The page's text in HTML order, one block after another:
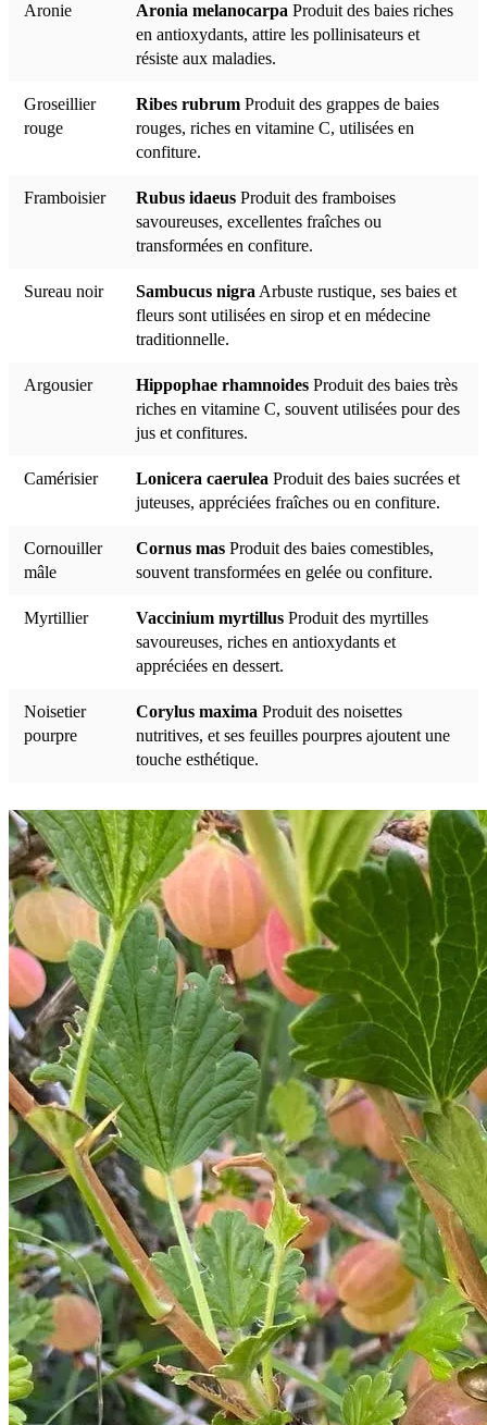
Aronie Aronia melanocarpa Produit des baies riches
en antioxydants, attire les pollinisateurs et
résiste aux maladies.
Groseillier
rouge
Ribes rubrum Produit des grappes de baies
rouges, riches en vitamine C, utilisées en
confiture.
Framboisier Rubus idaeus Produit des framboises
savoureuses, excellentes fraîches ou
transformées en confiture.
Sureau noir Sambucus nigra Arbuste rustique, ses baies et
fleurs sont utilisées en sirop et en médecine
traditionnelle.
Argousier Hippophae rhamnoides Produit des baies très
riches en vitamine C, souvent utilisées pour des
jus et confitures.
Camérisier Lonicera caerulea Produit des baies sucrées et
juteuses, appréciées fraîches ou en confiture.
Cornouiller
mâle
Cornus mas Produit des baies comestibles,
souvent transformées en gelée ou confiture.
Myrtillier Vaccinium myrtillus Produit des myrtilles
savoureuses, riches en antioxydants et
appréciées en dessert.
Noisetier
pourpre
Corylus maxima Produit des noisettes
nutritives, et ses feuilles pourpres ajoutent une
touche esthétique.